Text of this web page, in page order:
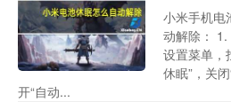
小米手机电
动解除：
设置菜单，
休眠”，关
开“自动...